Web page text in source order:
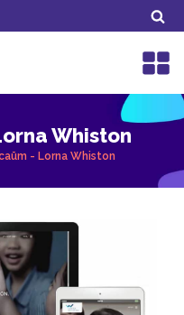
Whiston
- Lorna Whiston